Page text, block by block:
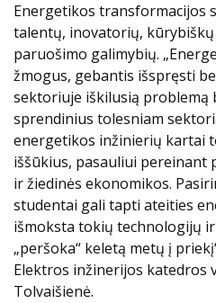
Energetikos transformacijos
talentų, inovatorių,
paruošimo galimybių.
žmogus, gebantis išspręsti
sektoriuje iškilusią problemą
sprendinius tolesniam
energetikos inžinierių kartai
iššūkius, pasauliui pereinant
ir žiedinės ekonomikos.
studentai gali tapti ateities
išmoksta tokių technologijų
„peršoka“ keletą metų į
Elektros inžinerijos katedros
Tolvaišienė.